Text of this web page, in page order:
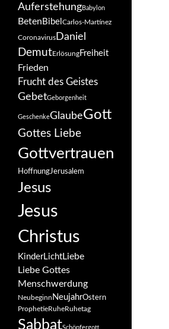
AuferstehungBabylon
Beten Bibel Carlos-Martínez
Coronavirus Daniel
DemutErlösungFreiheit
Frieden
Frucht des Geistes
GebetGeborgenheit
GeschenkeGlaubeGott
Gottes Liebe
Gottvertrauen
HoffnungJerusalem
Jesus
Jesus
Christus
KinderLicht Liebe
Liebe Gottes
Menschwerdung
Neubeginn NeujahrOstern
ProphetieRuheRuhetag
SabbatSchöpfergott